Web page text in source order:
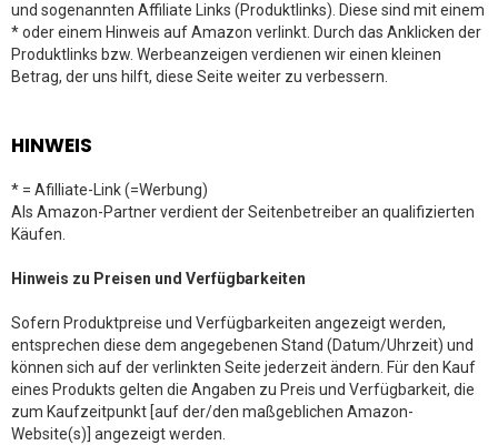
und sogenannten Affiliate Links (Produktlinks). Diese sind mit einem
* oder einem Hinweis auf Amazon verlinkt. Durch das Anklicken der
Produktlinks bzw. Werbeanzeigen verdienen wir einen kleinen
Betrag, der uns hilft, diese Seite weiter zu verbessern.
HINWEIS
* = Afilliate-Link (=Werbung)
Als Amazon-Partner verdient der Seitenbetreiber an qualifizierten
Käufen.
Hinweis zu Preisen und Verfügbarkeiten
Sofern Produktpreise und Verfügbarkeiten angezeigt werden,
entsprechen diese dem angegebenen Stand (Datum/Uhrzeit) und
können sich auf der verlinkten Seite jederzeit ändern. Für den Kauf
eines Produkts gelten die Angaben zu Preis und Verfügbarkeit, die
zum Kaufzeitpunkt [auf der/den maßgeblichen Amazon-
Website(s)] angezeigt werden.